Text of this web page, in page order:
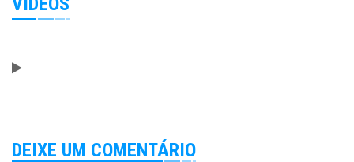
DEIXE UM COMENTÁRIO